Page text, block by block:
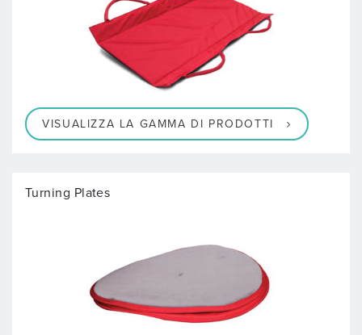
VISUALIZZA LA GAMMA DI PRODOTTI
Turning Plates